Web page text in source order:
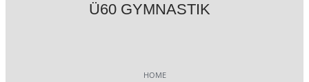
Ü60 GYMNASTIK
HOME